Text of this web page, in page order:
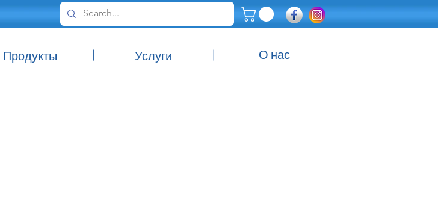
|
| О нас
Услуги
Продукты